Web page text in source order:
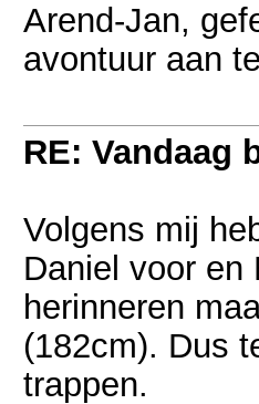
Arend-Jan,
avontuur aan
RE: Vandaag
Volgens mij
Daniel voor en
herinneren
(182cm). Dus
trappen.